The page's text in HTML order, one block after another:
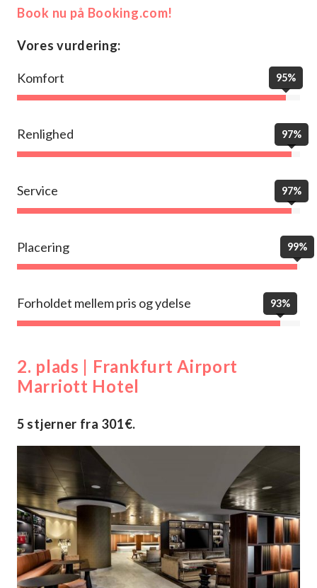
Book nu på Booking.com!
Vores vurdering:
Komfort 95%
Renlighed 97%
Service 97%
Placering 99%
Forholdet mellem pris og ydelse 93%
2. plads | Frankfurt Airport
Marriott Hotel
5 stjerner fra 301€.